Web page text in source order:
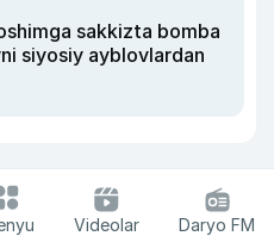
sakkizta bomba
siyosiy ayblovlardan
Videolar Daryo FM